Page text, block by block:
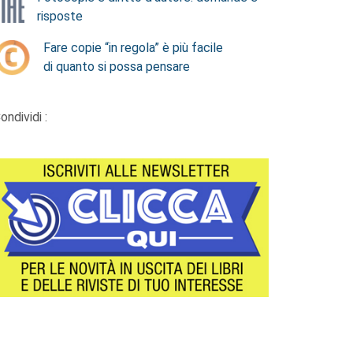
risposte
Fare copie “in regola” è più facile
di quanto si possa pensare
: